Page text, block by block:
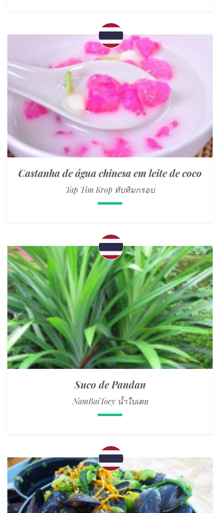
Castanha de água chinesa em leite de coco
Tap Tim Krop ทับทิมกรอบ
Suco de Pandan
NamBaiToey น้ำใบเตย